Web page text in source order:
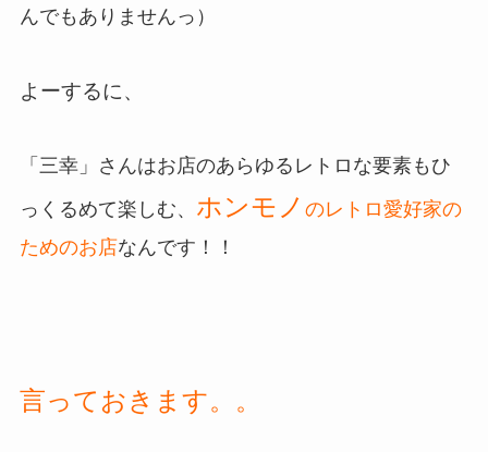
んでもありませんっ）
よーするに、
「三幸」さんはお店のあらゆるレトロな要素もひ
っくるめて楽しむ、 ホンモノ のレトロ愛好家の
ためのお店なんです！！
言っておきます。。